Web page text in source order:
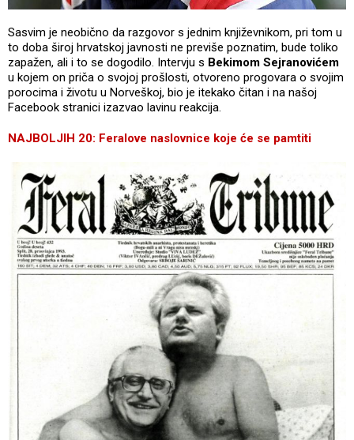
Sasvim je neobično da razgovor s jednim književnikom, pri tom u
to doba široj hrvatskoj javnosti ne previše poznatim, bude toliko
zapažen, ali i to se dogodilo. Intervju s Bekimom Sejranovićem
u kojem on priča o svojoj prošlosti, otvoreno progovara o svojim
porocima i životu u Norveškoj, bio je itekako čitan i na našoj
Facebook stranici izazvao lavinu reakcija.
NAJBOLJIH 20: Feralove naslovnice koje će se pamtiti